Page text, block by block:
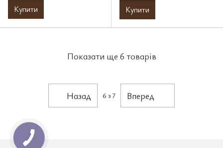
Купити Купити
Показати ще 6 товарів
Назад 6 з 7 Вперед